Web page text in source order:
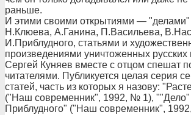
раньше.
И этими своими открытиями —
Н.Клюева, А.Ганина, П.Васильева,
И.Приблудного, статьями и
произведениями уничтоженных
Сергей Куняев вместе с отцом спешат
читателями. Публикуется целая серия
статей, часть из которых я назову:
("Наш современник", 1992, № 1),
Приблудного" ("Наш современник",